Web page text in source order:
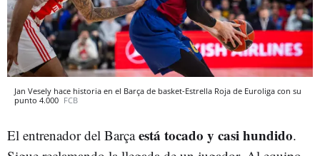
Jan Vesely hace historia en el Barça de basket-Estrella Roja de Euroliga con su
punto 4.000 FCB
El entrenador del Barçaestá tocado y casi hundido.